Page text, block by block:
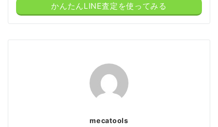
かんたんLINE査定を使ってみる
mecatools